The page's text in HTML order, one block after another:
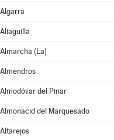
Algarra
Aliaguilla
Almarcha (La)
Almendros
Almodóvar del Pinar
Almonacid del Marquesado
Altarejos